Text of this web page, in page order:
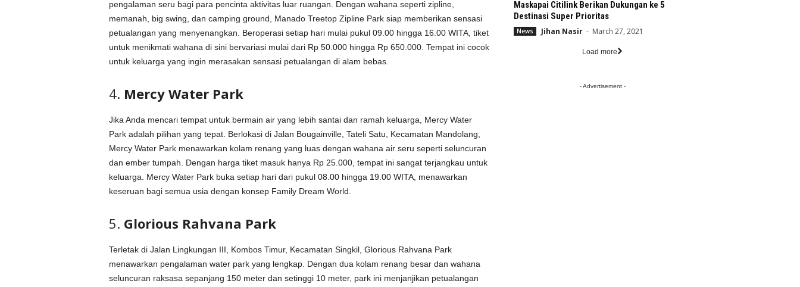
pengalaman seru bagi para pencinta aktivitas luar ruangan. Dengan wahana seperti zipline,
memanah, big swing, dan camping ground, Manado Treetop Zipline Park siap memberikan sensasi
petualangan yang menyenangkan. Beroperasi setiap hari mulai pukul 09.00 hingga 16.00 WITA, tiket
untuk menikmati wahana di sini bervariasi mulai dari Rp 50.000 hingga Rp 650.000. Tempat ini cocok
untuk keluarga yang ingin merasakan sensasi petualangan di alam bebas.
4. Mercy Water Park
Jika Anda mencari tempat untuk bermain air yang lebih santai dan ramah keluarga, Mercy Water
Park adalah pilihan yang tepat. Berlokasi di Jalan Bougainville, Tateli Satu, Kecamatan Mandolang,
Mercy Water Park menawarkan kolam renang yang luas dengan wahana air seru seperti seluncuran
dan ember tumpah. Dengan harga tiket masuk hanya Rp 25.000, tempat ini sangat terjangkau untuk
keluarga. Mercy Water Park buka setiap hari dari pukul 08.00 hingga 19.00 WITA, menawarkan
keseruan bagi semua usia dengan konsep Family Dream World.
5. Glorious Rahvana Park
Terletak di Jalan Lingkungan III, Kombos Timur, Kecamatan Singkil, Glorious Rahvana Park
menawarkan pengalaman water park yang lengkap. Dengan dua kolam renang besar dan wahana
seluncuran raksasa sepanjang 150 meter dan setinggi 10 meter, park ini menjanjikan petualangan
Maskapai Citilink Berikan Dukungan ke 5
Destinasi Super Prioritas
News Jihan Nasir - March 27, 2021
Load more
- Advertisement -